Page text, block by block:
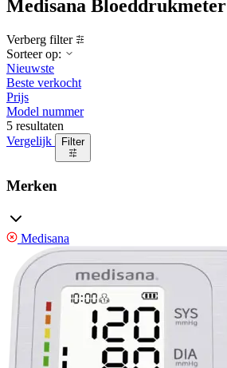
Medisana Bloeddrukmeter
Verberg filter
Sorteer op:
Nieuwste
Beste verkocht
Prijs
Model nummer
5 resultaten
Vergelijk
Filter
Merken
Medisana